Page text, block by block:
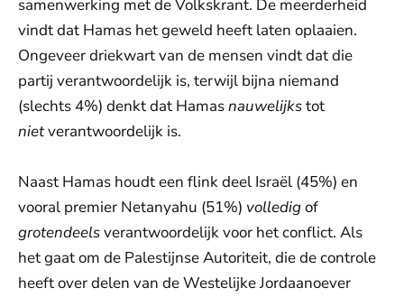
samenwerking met de Volkskrant. De meerderheid
vindt dat Hamas het geweld heeft laten oplaaien.
Ongeveer driekwart van de mensen vindt dat die
partij verantwoordelijk is, terwijl bijna niemand
(slechts 4%) denkt dat Hamasnauwelijkstot
nietverantwoordelijk is.
Naast Hamas houdt een flink deel Israël (45%) en
vooral premier Netanyahu (51%) volledigof
grotendeelsverantwoordelijk voor het conflict. Als
het gaat om de Palestijnse Autoriteit, die de controle
heeft over delen van de Westelijke Jordaanoever